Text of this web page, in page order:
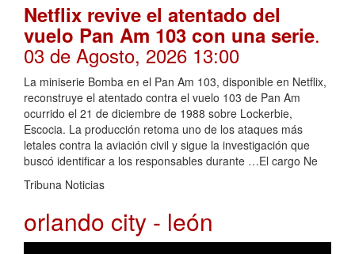
Netflix revive el atentado del
vuelo Pan Am 103 con una serie.
03 de Agosto, 2026 13:00
La miniserie Bomba en el Pan Am 103, disponible en Netflix,
reconstruye el atentado contra el vuelo 103 de Pan Am
ocurrido el 21 de diciembre de 1988 sobre Lockerbie,
Escocia. La producción retoma uno de los ataques más
letales contra la aviación civil y sigue la investigación que
buscó identificar a los responsables durante …El cargo Ne
Tribuna Noticias
orlando city - león